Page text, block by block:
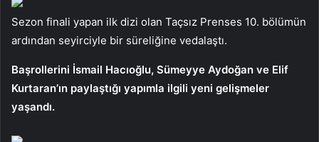
Sezon finali yapan ilk dizi olan Taçsız Prenses 10. bölümün
ardından seyirciyle bir süreliğine vedalaştı.
Başrollerini İsmail Hacıoğlu, Sümeyye Aydoğan ve Elif
Kurtaran’ın paylaştığı yapımla ilgili yeni gelişmeler
yaşandı.